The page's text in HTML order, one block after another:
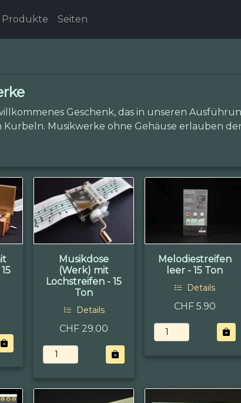
Produkte Seiten
Geschenk, das in unseren
Musikwerke ohne Gehäuse erlauben
Musikdose
(Werk) mit
Lochstreifen - 15
Ton
Details
CHF 29.00
Melodiestreifen
leer - 15 Ton
Details
CHF 5.90